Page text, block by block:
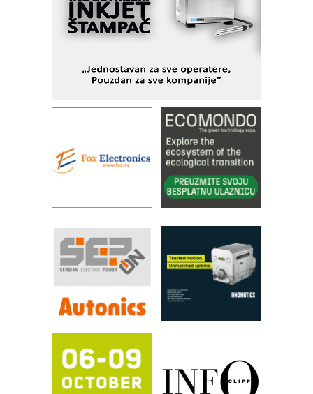
Fleksibilno stezanje i brzo
podešavanje u proizvodnji prototipova
KIP KOP – napredna rešenja za
objekte
Alba d.o.o. – 35 godina preciznosti u
IBeRTIM - oprema za ispitivanje
kontrole kvaliteta
STAUFF – Komponente koje
povećavaju pouzdanost hidrauličkih
pouzdanost u transferu fluida
Filtration Group Industrial – Napredna
rešenja za filtraciju u hidrauličkim i
procesnim sistemima
RILINEX kompanije Rittal
FANUC: Najbolje za vašu pametnu
Efikasno upravljanje energijom
Automatizacija pakovanja · Display
(Shelf-Ready) omotnice